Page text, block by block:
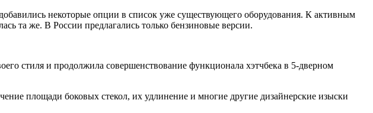
некоторые опции в список уже существующего оборудования. К активным
та же. В России предлагались только бензиновые версии.
стиля и продолжила совершенствование функционала хэтчбека в 5-дверном
площади боковых стекол, их удлинение и многие другие дизайнерские изыски